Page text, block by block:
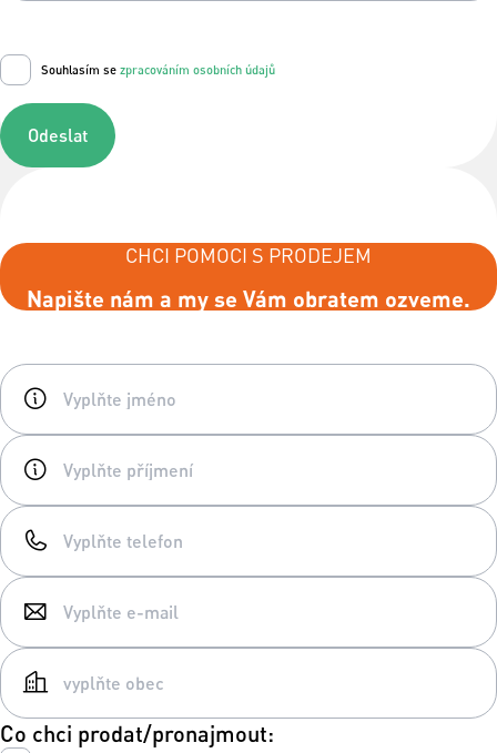
Souhlasím se zpracováním osobních údajů
Odeslat
CHCI POMOCI S PRODEJEM
Napište nám a my se Vám obratem ozveme.
Co chci prodat/pronajmout: